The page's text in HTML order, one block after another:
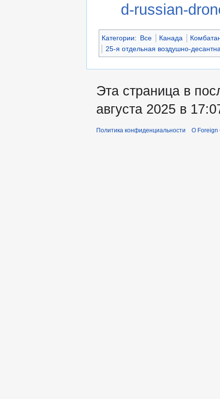
d-russian-
Категории: Все Канада
25-я отдельная воздушно-
Эта страница в
августа 2025 в
Политика конфиденциальности О Foreign